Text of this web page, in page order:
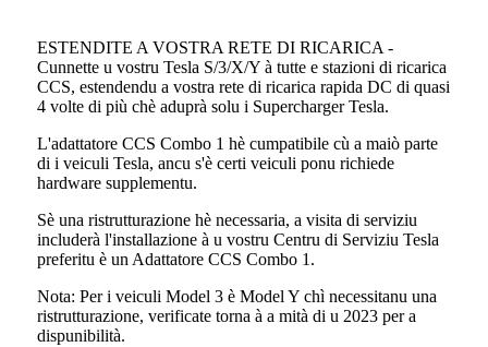
ESTENDITE A VOSTRA RETE DI RICARICA -
Cunnette u vostru Tesla S/3/X/Y à tutte e stazioni di ricarica
CCS, estendendu a vostra rete di ricarica rapida DC di quasi
4 volte di più chè aduprà solu i Supercharger Tesla.
L'adattatore CCS Combo 1 hè cumpatibile cù a maiò parte
di i veiculi Tesla, ancu s'è certi veiculi ponu richiede
hardware supplementu.
Sè una ristrutturazione hè necessaria, a visita di serviziu
includerà l'installazione à u vostru Centru di Serviziu Tesla
preferitu è ​​un Adattatore CCS Combo 1.
Nota: Per i veiculi Model 3 è Model Y chì necessitanu una
ristrutturazione, verificate torna à a mità di u 2023 per a
dispunibilità.